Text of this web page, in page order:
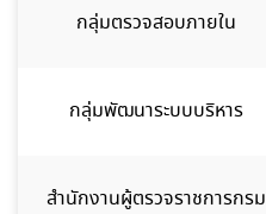
กลุ่มตรวจสอบภายใน
กลุ่มพัฒนาระบบบริหาร
สำนักงานผู้ตรวจราชการกรม